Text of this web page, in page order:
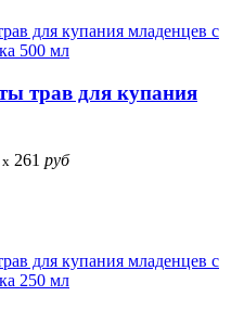
трав для купания
x 261 руб